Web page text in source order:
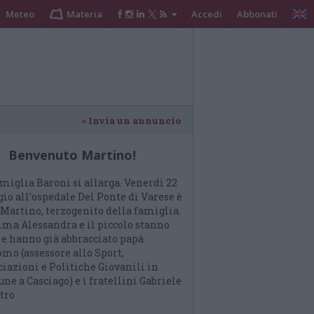
Meteo Materia Accedi Abbonati
» Invia un annuncio
Benvenuto Martino!
Baroni si allarga. Venerdì 22
all’ospedale Del Ponte di Varese è
terzogenito della famiglia.
Alessandra e il piccolo stanno
hanno già abbracciato papà
(assessore allo Sport,
e Politiche Giovanili in
a Casciago) e i fratellini Gabriele